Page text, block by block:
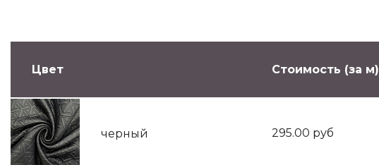
Цвет Стоимость (за м)
черный 295.00 руб